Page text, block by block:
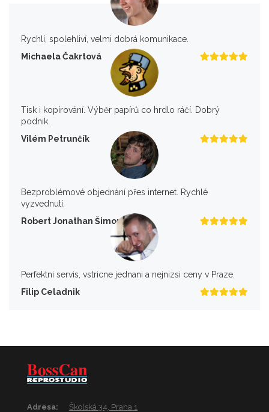
Rychlí, spolehliví, velmi dobrá komunikace.
Michaela Čakrtová
Tisk i kopírování. Výběr papírů co hrdlo ráčí. Dobrý
podnik.
Vilém Petrunčík
Bezproblémové objednání přes internet. Rychlé
vyzvednutí.
Robert Jonathan Šimon
Perfektni servis, vstricne jednani a nejnizsi ceny v Praze.
Filip Celadnik
Adresa:
Školská 34, Praha 1